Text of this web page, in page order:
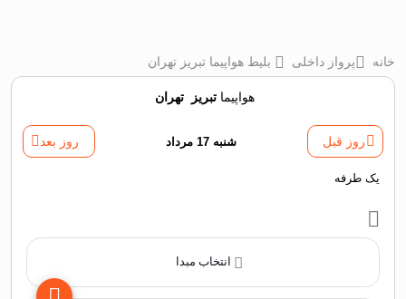
خانه پرواز داخلی بلیط هواپیما تبریز تهران
هواپیما تبریز تهران
روز قبل شنبه 17 مرداد روز بعد
یک طرفه
انتخاب مبدا